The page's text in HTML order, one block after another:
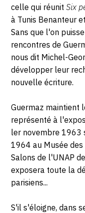
celle qui réunitSix
à Tunis Benanteur
Sans que l'on
rencontres de
nous dit Michel-
développer leur
nouvelle écriture.
Guermaz maintient
représenté à
ler novembre 1963
1964 au Musée
Salons de l'UNAP
exposera toute la
parisiens...
S'il s'éloigne, dans